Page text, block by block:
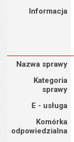
Informacja
Nazwa sprawy :
Nazwa sprawy
Kategoria
sprawy
E - usługa
Komórka
odpowiedzialna